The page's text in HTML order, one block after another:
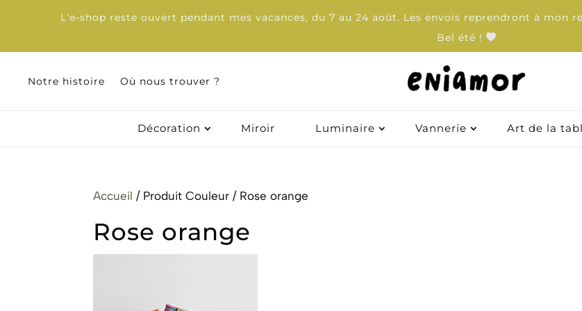
L'e-shop reste ouvert pendant mes vacances, du 7 au 24 août. Les envois reprendront à
Bel été !
Notre histoire Où nous trouver ?
Décoration Miroir Luminaire Vannerie Art de la
Notre histoire Où nous trouver ?
Décoration Miroir Luminaire Vannerie Art de la
Accueil / Produit Couleur / Rose orange
Rose orange